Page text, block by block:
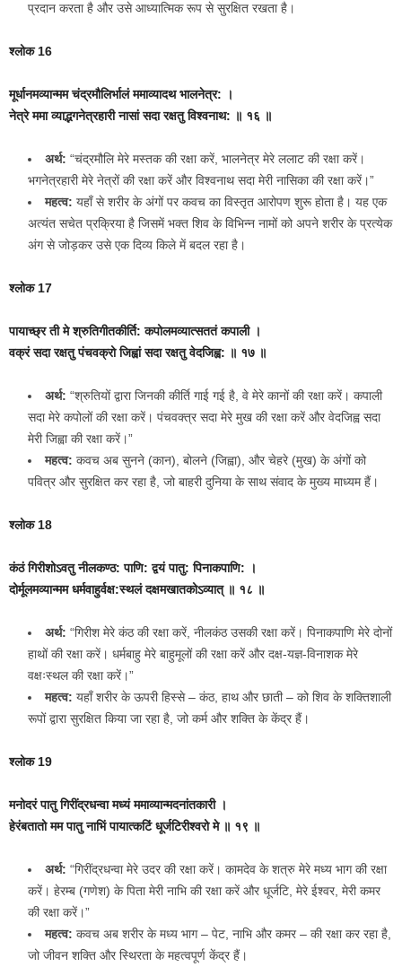
प्रदान करता है और उसे आध्यात्मिक रूप से सुरक्षित रखता है।
श्लोक 16
मूर्धानमव्यान्मम चंद्रमौलिर्भालं ममाव्यादथ भालनेत्र: ।
नेत्रे ममा व्याद्भगनेत्रहारी नासां सदा रक्षतु विश्‍वनाथ: ॥ १६ ॥
अर्थ: “चंद्रमौलि मेरे मस्तक की रक्षा करें, भालनेत्र मेरे ललाट की रक्षा करें।
भगनेत्रहारी मेरे नेत्रों की रक्षा करें और विश्वनाथ सदा मेरी नासिका की रक्षा करें।”
महत्व: यहाँ से शरीर के अंगों पर कवच का विस्तृत आरोपण शुरू होता है। यह एक
अत्यंत सचेत प्रक्रिया है जिसमें भक्त शिव के विभिन्न नामों को अपने शरीर के प्रत्येक
अंग से जोड़कर उसे एक दिव्य किले में बदल रहा है।
श्लोक 17
पायाच्छ्र ती मे श्रुतिगीतकीर्ति: कपोलमव्यात्सततं कपाली ।
वक्रं सदा रक्षतु पंचवक्रो जिह्वां सदा रक्षतु वेदजिह्व: ॥ १७ ॥
अर्थ: “श्रुतियों द्वारा जिनकी कीर्ति गाई गई है, वे मेरे कानों की रक्षा करें। कपाली
सदा मेरे कपोलों की रक्षा करें। पंचवक्त्र सदा मेरे मुख की रक्षा करें और वेदजिह्व सदा
मेरी जिह्वा की रक्षा करें।”
महत्व: कवच अब सुनने (कान), बोलने (जिह्वा), और चेहरे (मुख) के अंगों को
पवित्र और सुरक्षित कर रहा है, जो बाहरी दुनिया के साथ संवाद के मुख्य माध्यम हैं।
श्लोक 18
कंठं गिरीशोऽवतु नीलकण्ठ: पाणि: द्वयं पातु: पिनाकपाणि: ।
दोर्मूलमव्यान्मम धर्मवाहुर्वक्ष:स्थलं दक्षमखातकोऽव्यात् ॥ १८ ॥
अर्थ: “गिरीश मेरे कंठ की रक्षा करें, नीलकंठ उसकी रक्षा करें। पिनाकपाणि मेरे दोनों
हाथों की रक्षा करें। धर्मबाहु मेरे बाहुमूलों की रक्षा करें और दक्ष-यज्ञ-विनाशक मेरे
वक्षःस्थल की रक्षा करें।”
महत्व: यहाँ शरीर के ऊपरी हिस्से – कंठ, हाथ और छाती – को शिव के शक्तिशाली
रूपों द्वारा सुरक्षित किया जा रहा है, जो कर्म और शक्ति के केंद्र हैं।
श्लोक 19
मनोदरं पातु गिरींद्रधन्वा मध्यं ममाव्यान्मदनांतकारी ।
हेरंबतातो मम पातु नाभिं पायात्कटिं धूर्जटिरीश्‍वरो मे ॥ १९ ॥
अर्थ: “गिरींद्रधन्वा मेरे उदर की रक्षा करें। कामदेव के शत्रु मेरे मध्य भाग की रक्षा
करें। हेरम्ब (गणेश) के पिता मेरी नाभि की रक्षा करें और धूर्जटि, मेरे ईश्वर, मेरी कमर
की रक्षा करें।”
महत्व: कवच अब शरीर के मध्य भाग – पेट, नाभि और कमर – की रक्षा कर रहा है,
जो जीवन शक्ति और स्थिरता के महत्वपूर्ण केंद्र हैं।